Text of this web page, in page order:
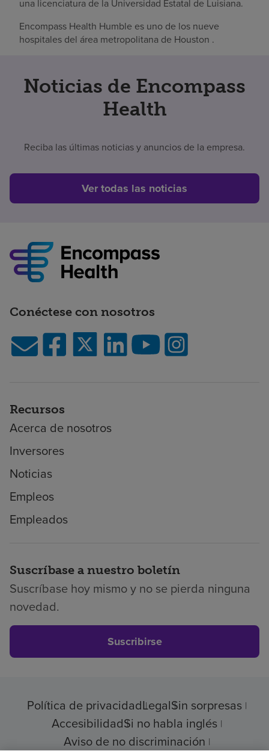
una licenciatura de la Universidad Estatal de Luisiana.
Encompass Health Humble es uno de los nueve
hospitales del área metropolitana de Houston .
Noticias de Encompass
Health
Reciba las últimas noticias y anuncios de la empresa.
Ver todas las noticias
Conéctese con nosotros
Recursos
Acerca de nosotros
Inversores
Noticias
Empleos
Empleados
Suscríbase a nuestro boletín
Suscríbase hoy mismo y no se pierda ninguna
novedad.
Suscribirse
Política de privacidadLegalSin sorpresas
AccesibilidadSi no habla inglés
Aviso de no discriminación